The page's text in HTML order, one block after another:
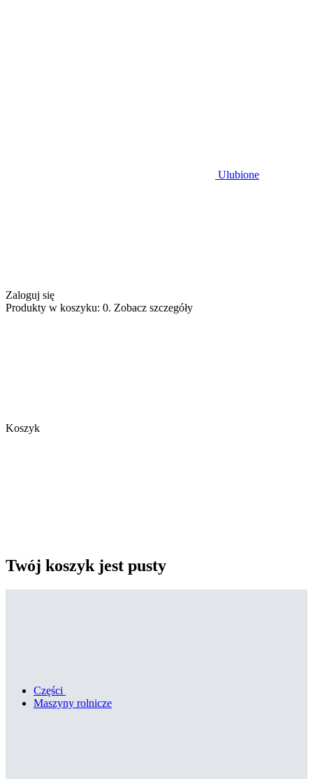
Ulubione
Zaloguj się
Produkty w koszyku: 0. Zobacz szczegóły
Koszyk
Twój koszyk jest pusty
Części
Maszyny rolnicze